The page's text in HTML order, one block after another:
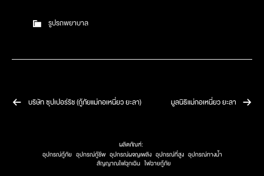
รูปรถพยาบาล
บริษัท ซุปเปอร์ริช (กู้ภัยแม่กอเหนี่ยว ยะลา) มูลนิธิแม่กอเหนี่ยว ยะลา
ผลิตภัณฑ์:
อุปกรณ์กู้ภัย อุปกรณ์กู้ชีพ อุปกรณ์ผจญเพลิง อุปกรณ์ที่สูง อุปกรณ์ทางน้ำ
สัญญาณไฟฉุกเฉิน ไฟฉายกู้ภัย